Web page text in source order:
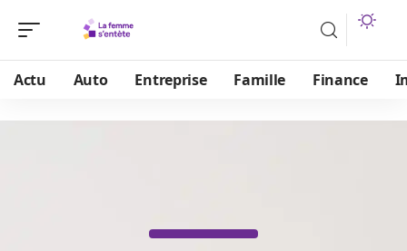
Actu Auto Entreprise Famille Finance